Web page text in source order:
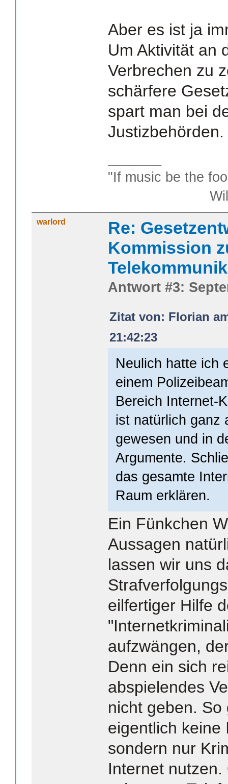
Aber es ist ja
Um Aktivität an
Verbrechen zu
schärfere
spart man bei
Justizbehörden.
"If music be the
William
warlord
Re:
Kommission
Antwort #3:
Zitat von: Florian
21:42:23
Neulich hatte ich
einem
Bereich Internet-
ist natürlich ganz
gewesen und in
Argumente.
das gesamte
Raum erklären.
Ein Fünkchen
Aussagen
lassen wir uns
eilfertiger Hilfe
aufzwängen,
Denn ein sich
abspielendes
nicht geben.
eigentlich keine
sondern nur
Internet